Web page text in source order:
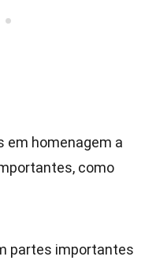
em homenagem a
como
partes importantes